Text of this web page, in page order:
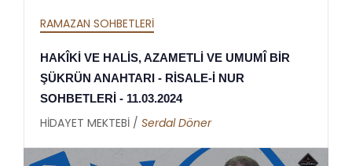
RAMAZAN SOHBETLERİ
HAKÎKİ VE HALİS, AZAMETLİ VE UMUMÎ BİR
ŞÜKRÜN ANAHTARI - RİSALE-İ NUR
SOHBETLERİ - 11.03.2024
HİDAYET MEKTEBİ / Serdal Döner